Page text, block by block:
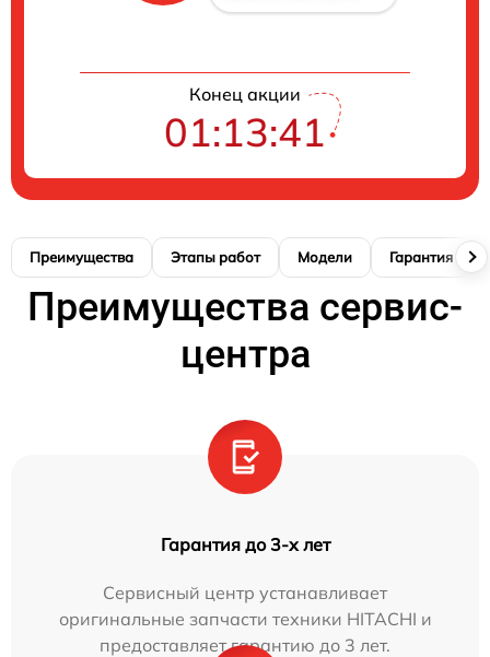
Конец акции
01:13:40
Преимущества Этапы работ Модели Гарантия
Преимущества сервис-
центра
Гарантия до 3-х лет
Сервисный центр устанавливает
оригинальные запчасти техники HITACHI и
предоставляет гарантию до 3 лет.